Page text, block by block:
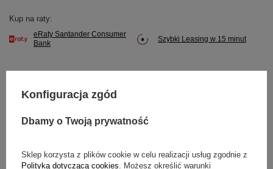
Kup na raty:
eRaty Santander Consumer
Bank
Szybki Leasing w 15 minut
Zadaj pytanie a my odpowiemy niezwłocznie,
Konfiguracja zgód
Dbamy o Twoją prywatność
Sklep korzysta z plików cookie w celu realizacji usług zgodnie z
Polityką dotyczącą cookies . Możesz określić warunki